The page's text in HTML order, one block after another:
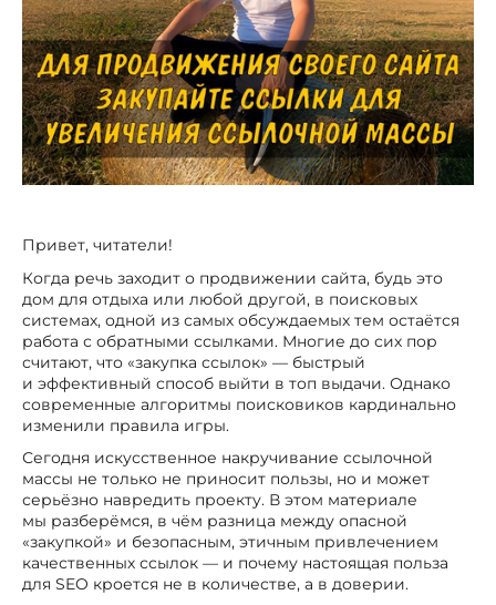
Привет, читатели!
Когда речь заходит о продвижении сайта, будь это
дом для отдыха или любой другой, в поисковых
системах, одной из самых обсуждаемых тем остаётся
работа с обратными ссылками. Многие до сих пор
считают, что «закупка ссылок» — быстрый
и эффективный способ выйти в топ выдачи. Однако
современные алгоритмы поисковиков кардинально
изменили правила игры.
Сегодня искусственное накручивание ссылочной
массы не только не приносит пользы, но и может
серьёзно навредить проекту. В этом материале
мы разберёмся, в чём разница между опасной
«закупкой» и безопасным, этичным привлечением
качественных ссылок — и почему настоящая польза
для SEO кроется не в количестве, а в доверии.